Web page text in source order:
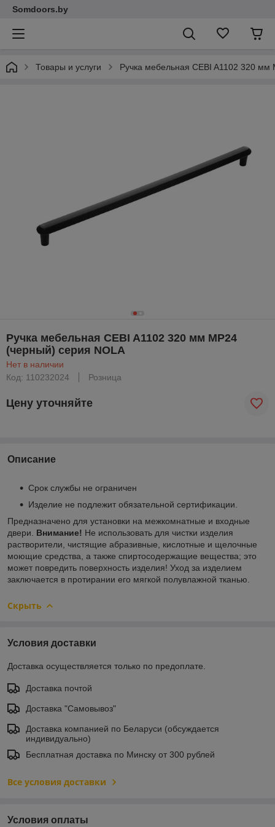
Somdoors.by
Товары и услуги Ручка мебельная CEBI A1102 320 мм
Ручка мебельная CEBI A1102 320 мм MP24
(черный) серия NOLA
Нет в наличии
Код: 110232024
Розница
Цену уточняйте
Описание
Срок службы не ограничен
Изделие не подлежит обязательной сертификации.
Предназначено для установки на межкомнатные и входные
двери. Внимание! Не использовать для чистки изделия
растворители, чистящие абразивные, кислотные и щелочные
моющие средства, а также спиртосодержащие вещества; это
может повредить поверхность изделия! Уход за изделием
заключается в протирании его мягкой полувлажной тканью.
Скрыть
Условия доставки
Доставка осуществляется только по предоплате.
Доставка почтой
Доставка "Самовывоз"
Доставка компанией по Беларуси (обсуждается
индивидуально)
Бесплатная доставка по Минску от 300 рублей
Все условия доставки
Условия оплаты